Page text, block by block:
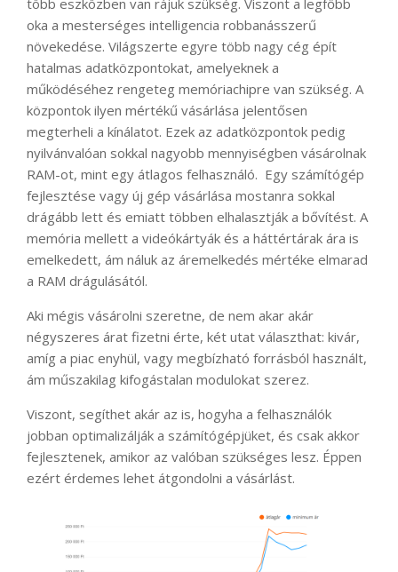
oka a mesterséges intelligencia robbanásszerű
növekedése. Világszerte egyre több nagy cég épít
hatalmas adatközpontokat, amelyeknek a
működéséhez rengeteg memóriachipre van szükség. A
központok ilyen mértékű vásárlása jelentősen
megterheli a kínálatot. Ezek az adatközpontok pedig
nyilvánvalóan sokkal nagyobb mennyiségben vásárolnak
RAM-ot, mint egy átlagos felhasználó. Egy számítógép
fejlesztése vagy új gép vásárlása mostanra sokkal
drágább lett és emiatt többen elhalasztják a bővítést. A
memória mellett a videókártyák és a háttértárak ára is
emelkedett, ám náluk az áremelkedés mértéke elmarad
a RAM drágulásától.
Aki mégis vásárolni szeretne, de nem akar akár
négyszeres árat fizetni érte, két utat választhat: kivár,
amíg a piac enyhül, vagy megbízható forrásból használt,
ám műszakilag kifogástalan modulokat szerez.
Viszont, segíthet akár az is, hogyha a felhasználók
jobban optimalizálják a számítógépjüket, és csak akkor
fejlesztenek, amikor az valóban szükséges lesz. Éppen
ezért érdemes lehet átgondolni a vásárlást.